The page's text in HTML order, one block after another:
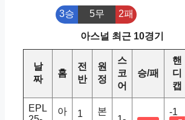
3승 5무 2패
아스널 최근 10경기
날
짜
홈
전
반
원
정
스
코
어
승/패
핸
디
캡
EPL
아
1
본
-1